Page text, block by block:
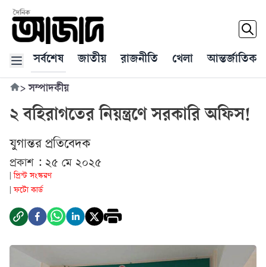
সর্বশেষ জাতীয় রাজনীতি খেলা আন্তর্জাতিক
> সম্পাদকীয়
২ বহিরাগতের নিয়ন্ত্রণে সরকারি অফিস!
যুগান্তর প্রতিবেদক
প্রকাশ : ২৫ মে ২০২৫
প্রিন্ট সংস্করণ
ফটো কার্ড